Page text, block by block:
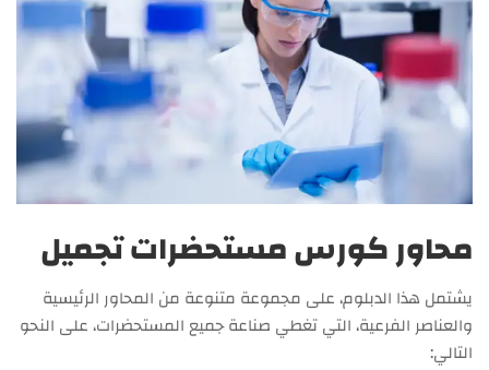
محاور كورس مستحضرات تجميل
يشتمل هذا الدبلوم، على مجموعة متنوعة من المحاور الرئيسية
والعناصر الفرعية، التي تغطي صناعة جميع المستحضرات، على النحو
التالي: